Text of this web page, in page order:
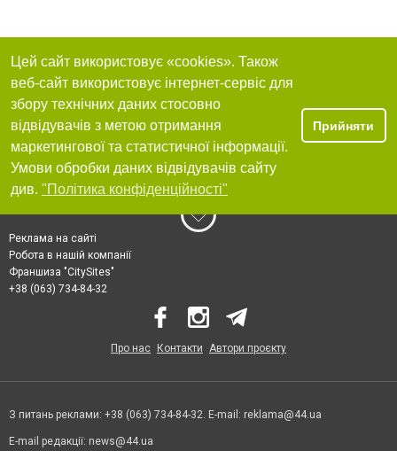
Цей сайт використовує «cookies». Також
веб-сайт використовує інтернет-сервіс для
збору технічних даних стосовно
відвідувачів з метою отримання
маркетингової та статистичної інформації.
Умови обробки даних відвідувачів сайту
див. "Політика конфіденційності"
Прийняти
Реклама на сайті
Робота в нашій компанії
Франшиза "CitySites"
+38 (063) 734-84-32
Про нас Контакти Автори проєкту
З питань реклами: +38 (063) 734-84-32. E-mail: reklama@44.ua
E-mail редакції: news@44.ua